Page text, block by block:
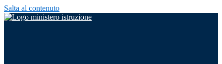
Salta al contenuto